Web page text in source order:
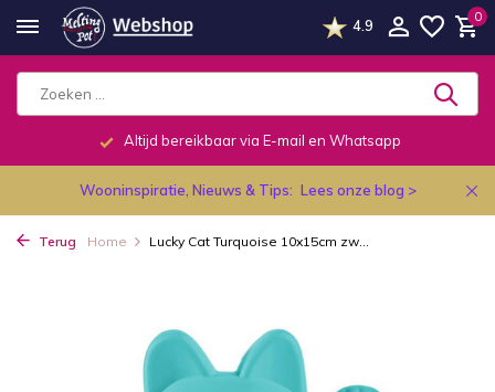
4.9
0
Altijd bereikbaar via E-mail en Whatsapp
Wooninspiratie, Nieuws & Tips: Lees onze blog >
Terug Home Lucky Cat Turquoise 10x15cm zw...